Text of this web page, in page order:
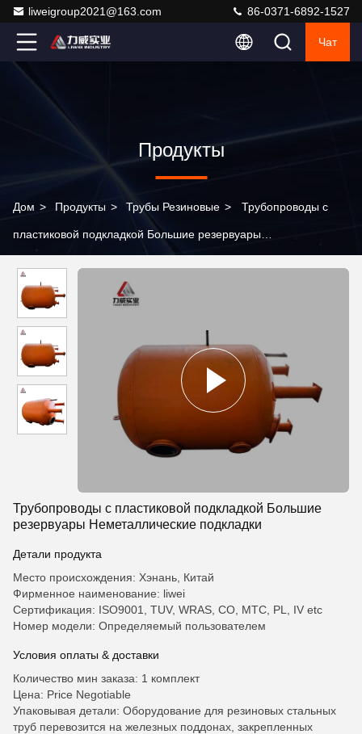
liweigroup2021@163.com 86-0371-6892-1527
Чат
Продукты
Дом > Продукты > Трубы Резиновые > Трубопроводы с
пластиковой подкладкой Большие резервуары
Трубопроводы с пластиковой подкладкой Большие
резервуары Неметаллические подкладки
Детали продукта
Место происхождения: Хэнань, Китай
Фирменное наименование: liwei
Сертификация: ISO9001, TUV, WRAS, CO, MTC, PL, IV etc
Номер модели: Определяемый пользователем
Условия оплаты & доставки
Количество мин заказа: 1 комплект
Цена: Price Negotiable
Упаковывая детали: Оборудование для резиновых стальных
труб перевозится на железных поддонах, закрепленных